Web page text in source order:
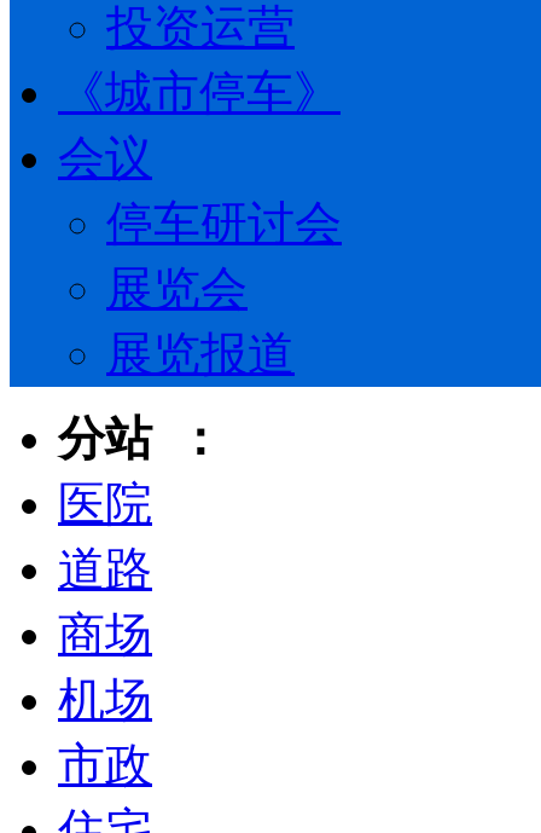
投资运营
《城市停车》
会议
停车研讨会
展览会
展览报道
分站 ：
医院
道路
商场
机场
市政